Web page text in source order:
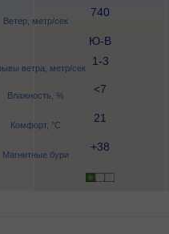
Ветер, метр/сек
ветра, метр/сек
Влажность, %
Комфорт, °C
Магнитные бури
740
Ю-В
1-3
<7
21
+38